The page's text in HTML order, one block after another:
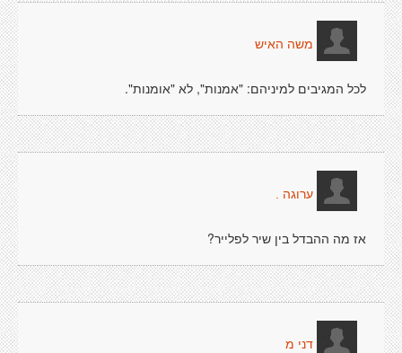
משה האיש
לכל המגיבים למיניהם: "אמנות", לא "אומנות".
ערוגה .
אז מה ההבדל בין שיר לפלייר?
דני מ